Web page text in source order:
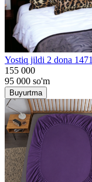
Yostiq jildi 2 dona 1471
155 000
95 000 so'm
Buyurtma